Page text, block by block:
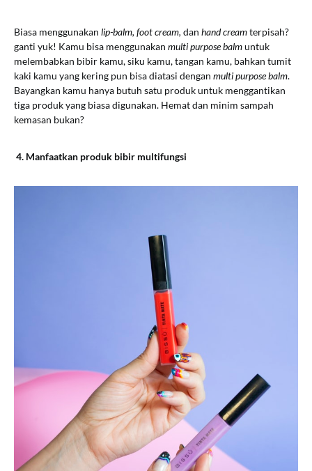
Biasa menggunakan lip-balm, foot cream, dan hand creamterpisah?
ganti yuk! Kamu bisa menggunakan multi purpose balmuntuk
melembabkan bibir kamu, siku kamu, tangan kamu, bahkan tumit
kaki kamu yang kering pun bisa diatasi dengan multi purpose balm.
Bayangkan kamu hanya butuh satu produk untuk menggantikan
tiga produk yang biasa digunakan. Hemat dan minim sampah
kemasan bukan?
4. Manfaatkan produk bibir multifungsi